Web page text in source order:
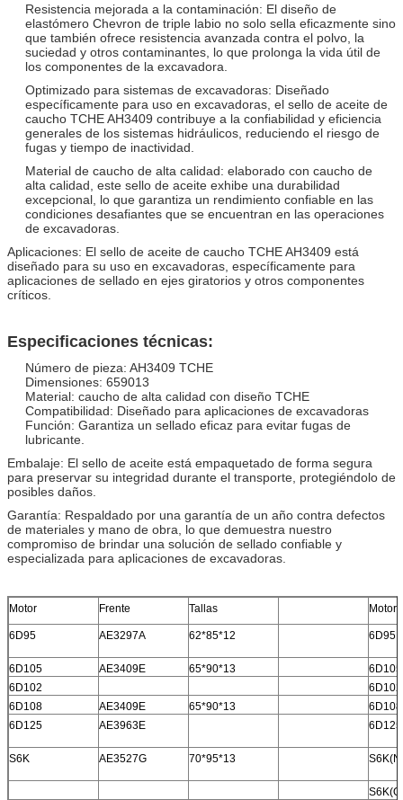
Resistencia mejorada a la contaminación: El diseño de
elastómero Chevron de triple labio no solo sella eficazmente sino
que también ofrece resistencia avanzada contra el polvo, la
suciedad y otros contaminantes, lo que prolonga la vida útil de
los componentes de la excavadora.
Optimizado para sistemas de excavadoras: Diseñado
específicamente para uso en excavadoras, el sello de aceite de
caucho TCHE AH3409 contribuye a la confiabilidad y eficiencia
generales de los sistemas hidráulicos, reduciendo el riesgo de
fugas y tiempo de inactividad.
Material de caucho de alta calidad: elaborado con caucho de
alta calidad, este sello de aceite exhibe una durabilidad
excepcional, lo que garantiza un rendimiento confiable en las
condiciones desafiantes que se encuentran en las operaciones
de excavadoras.
Aplicaciones: El sello de aceite de caucho TCHE AH3409 está
diseñado para su uso en excavadoras, específicamente para
aplicaciones de sellado en ejes giratorios y otros componentes
críticos.
Especificaciones técnicas:
Número de pieza: AH3409 TCHE
Dimensiones: 659013
Material: caucho de alta calidad con diseño TCHE
Compatibilidad: Diseñado para aplicaciones de excavadoras
Función: Garantiza un sellado eficaz para evitar fugas de
lubricante.
Embalaje: El sello de aceite está empaquetado de forma segura
para preservar su integridad durante el transporte, protegiéndolo de
posibles daños.
Garantía: Respaldado por una garantía de un año contra defectos
de materiales y mano de obra, lo que demuestra nuestro
compromiso de brindar una solución de sellado confiable y
especializada para aplicaciones de excavadoras.
Motor Frente Tallas Motor
6D95 AE3297A 62*85*12 6D95
6D105 AE3409E 65*90*13
6D105
6D102
6D102
6D108
AE3409E 65*90*13
6D108
6D125
AE3963E 6D125
S6K AE3527G 70*95*13